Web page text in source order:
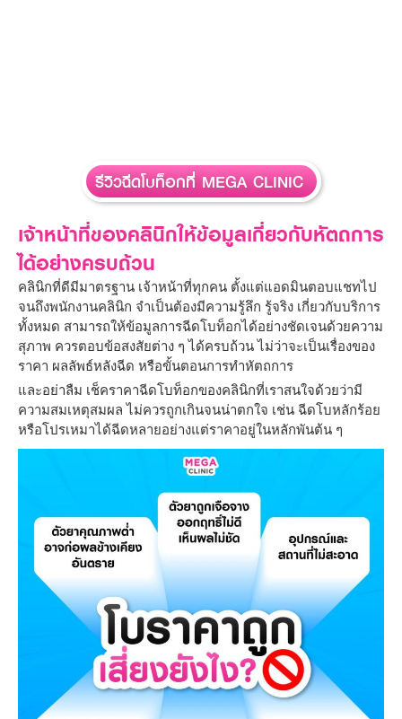
รีวิวฉีดโบท็อกที่ MEGA CLINIC
เจ้าหน้าที่ของคลินิกให้ข้อมูลเกี่ยวกับหัตถการ
ได้อย่างครบถ้วน
คลินิกที่ดีมีมาตรฐาน เจ้าหน้าที่ทุกคน ตั้งแต่แอดมินตอบแชทไป
จนถึงพนักงานคลินิก จำเป็นต้องมีความรู้ลึก รู้จริง เกี่ยวกับบริการ
ทั้งหมด สามารถให้ข้อมูลการฉีดโบท็อกได้อย่างชัดเจนด้วยความ
สุภาพ ควรตอบข้อสงสัยต่าง ๆ ได้ครบถ้วน ไม่ว่าจะเป็นเรื่องของ
ราคา ผลลัพธ์หลังฉีด หรือขั้นตอนการทำหัตถการ
และอย่าลืม เช็คราคาฉีดโบท็อกของคลินิกที่เราสนใจด้วยว่ามี
ความสมเหตุสมผล ไม่ควรถูกเกินจนน่าตกใจ เช่น ฉีดโบหลักร้อย
หรือโปรเหมาได้ฉีดหลายอย่างแต่ราคาอยู่ในหลักพันต้น ๆ